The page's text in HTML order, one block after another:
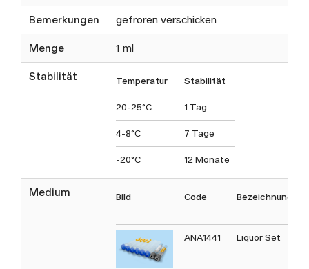
Bemerkungen gefroren verschicken
Menge 1 ml
Stabilität Temperatur Stabilität
20-25°C 1 Tag
4-8°C 7 Tage
-20°C 12 Monate
Medium Bild Code Bezeichnung
ANA1441 Liquor Set